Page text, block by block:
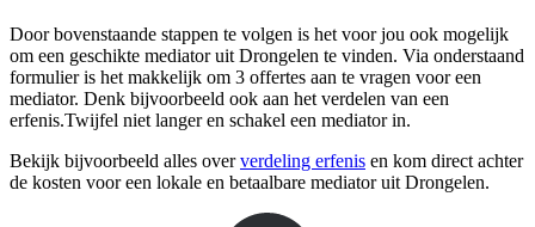
Door bovenstaande stappen te volgen is het voor jou ook mogelijk
om een geschikte mediator uit Drongelen te vinden. Via onderstaand
formulier is het makkelijk om 3 offertes aan te vragen voor een
mediator. Denk bijvoorbeeld ook aan het verdelen van een
erfenis.Twijfel niet langer en schakel een mediator in.
Bekijk bijvoorbeeld alles oververdeling erfenis en kom direct achter
de kosten voor een lokale en betaalbare mediator uit Drongelen.